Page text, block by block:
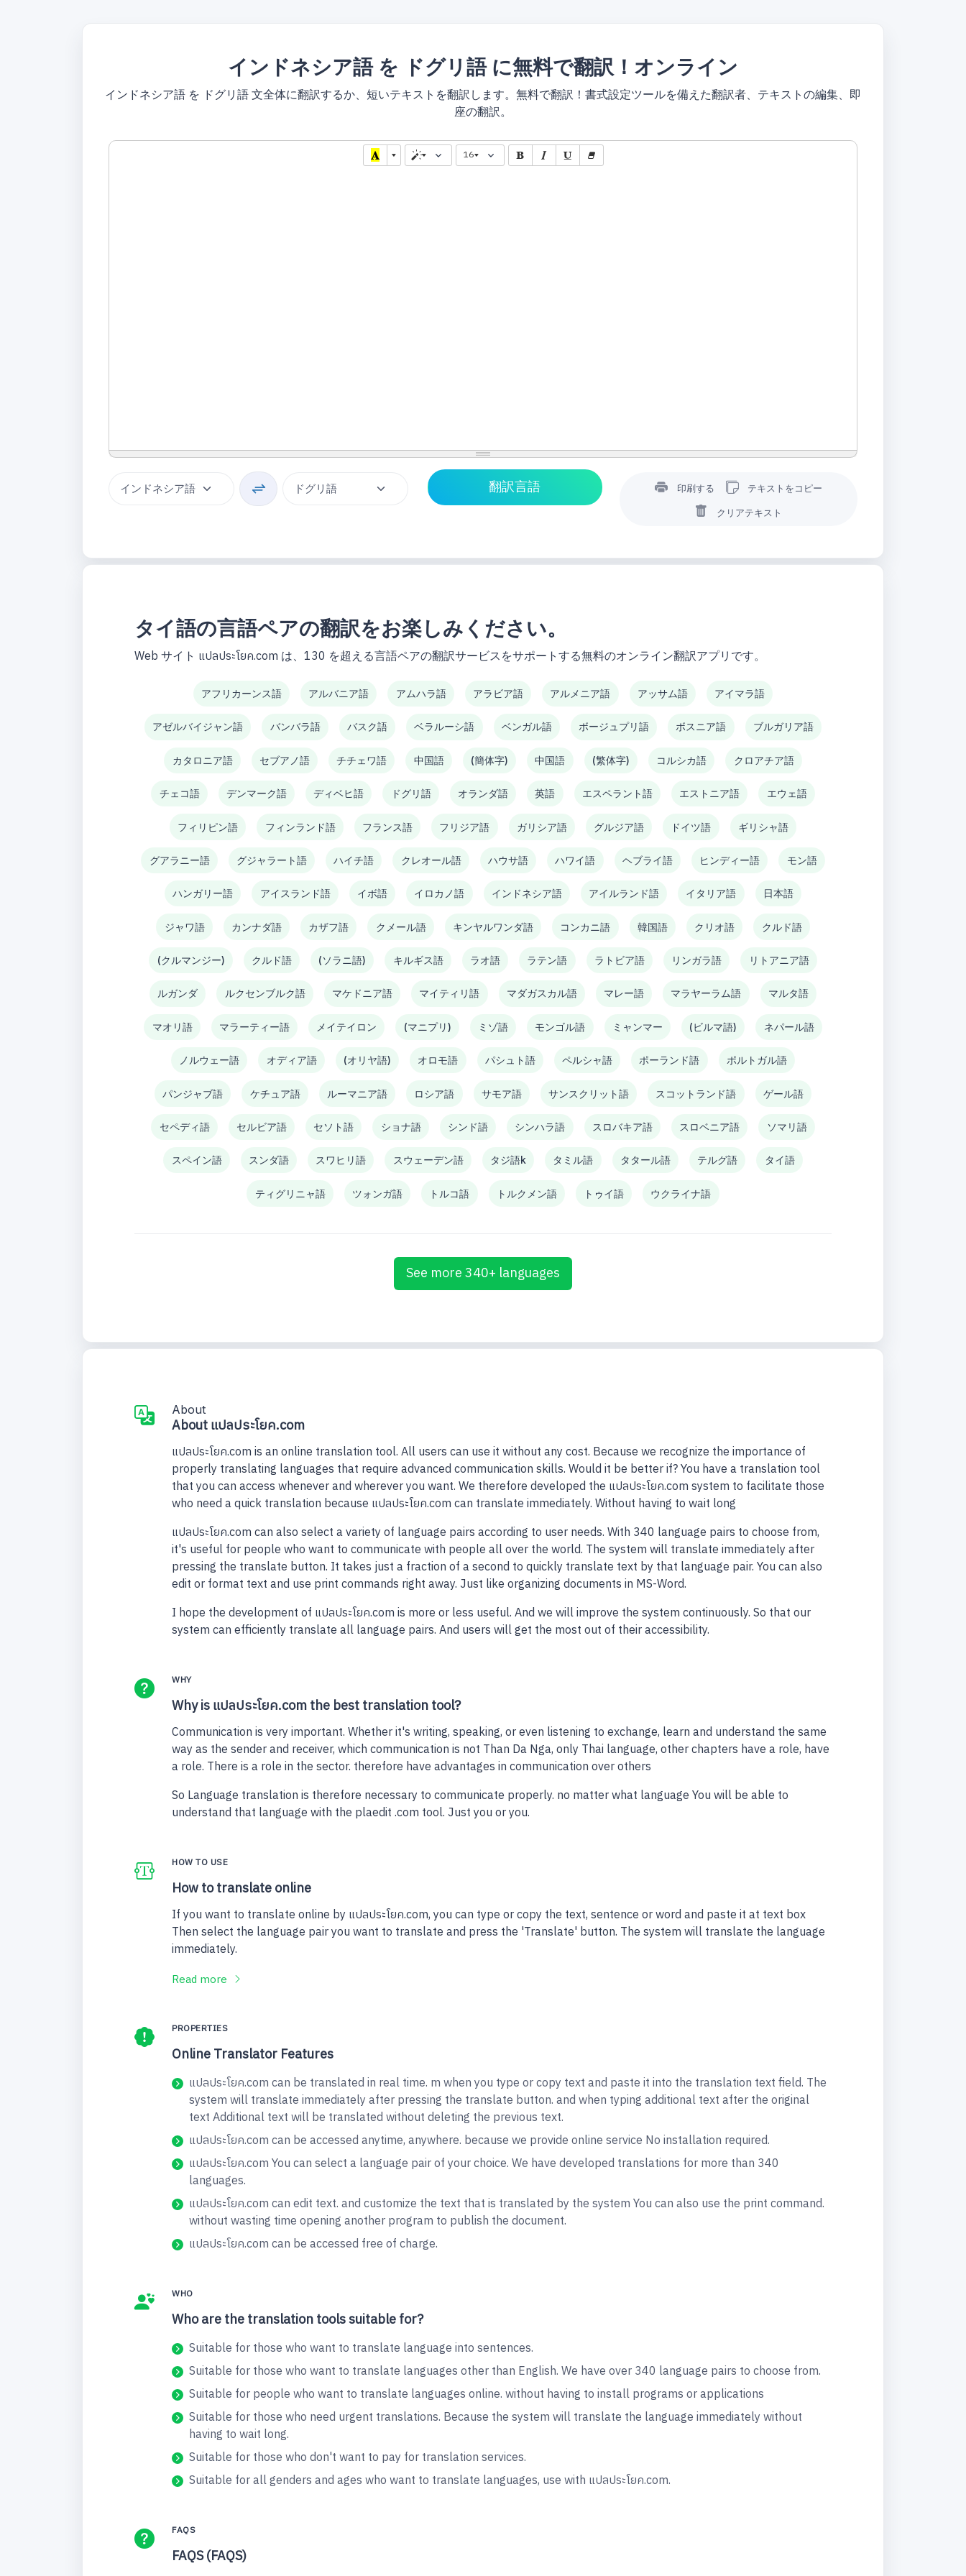
インドネシア語 を ドグリ語 に無料で翻訳！オンライン
インドネシア語 を ドグリ語 文全体に翻訳するか、短いテキストを翻訳します。無料で翻訳！書式設定ツールを備えた翻訳者、テキストの編集、即
座の翻訳。
16
印刷する テキストをコピー
クリアテキスト
タイ語の言語ペアの翻訳をお楽しみください。
Web サイト แปลประโยค.com は、130 を超える言語ペアの翻訳サービスをサポートする無料のオンライン翻訳アプリです。
アフリカーンス語 アルバニア語 アムハラ語 アラビア語 アルメニア語 アッサム語 アイマラ語
アゼルバイジャン語 バンバラ語 バスク語 ベラルーシ語 ベンガル語 ボージュプリ語 ボスニア語 ブルガリア語
カタロニア語 セブアノ語 チチェワ語 中国語 (簡体字) 中国語 (繁体字) コルシカ語 クロアチア語
チェコ語 デンマーク語 ディベヒ語 ドグリ語 オランダ語 英語 エスペラント語 エストニア語 エウェ語
フィリピン語 フィンランド語 フランス語 フリジア語 ガリシア語 グルジア語 ドイツ語 ギリシャ語
グアラニー語 グジャラート語 ハイチ語 クレオール語 ハウサ語 ハワイ語 ヘブライ語 ヒンディー語 モン語
ハンガリー語 アイスランド語 イボ語 イロカノ語 インドネシア語 アイルランド語 イタリア語 日本語
ジャワ語 カンナダ語 カザフ語 クメール語 キンヤルワンダ語 コンカニ語 韓国語 クリオ語 クルド語
(クルマンジー) クルド語 (ソラニ語) キルギス語 ラオ語 ラテン語 ラトビア語 リンガラ語 リトアニア語
ルガンダ ルクセンブルク語 マケドニア語 マイティリ語 マダガスカル語 マレー語 マラヤーラム語 マルタ語
マオリ語 マラーティー語 メイテイロン (マニプリ) ミゾ語 モンゴル語 ミャンマー (ビルマ語) ネパール語
ノルウェー語 オディア語 (オリヤ語) オロモ語 パシュト語 ペルシャ語 ポーランド語 ポルトガル語
パンジャブ語 ケチュア語 ルーマニア語 ロシア語 サモア語 サンスクリット語 スコットランド語 ゲール語
セペディ語 セルビア語 セソト語 ショナ語 シンド語 シンハラ語 スロバキア語 スロベニア語 ソマリ語
スペイン語 スンダ語 スワヒリ語 スウェーデン語 タジ語k タミル語 タタール語 テルグ語 タイ語
ティグリニャ語 ツォンガ語 トルコ語 トルクメン語 トゥイ語 ウクライナ語
See more 340+ languages
About
About แปลประโยค.com
แปลประโยค.com is an online translation tool. All users can use it without any cost. Because we recognize the importance of
properly translating languages that require advanced communication skills. Would it be better if? You have a translation tool
that you can access whenever and wherever you want. We therefore developed the แปลประโยค.com system to facilitate those
who need a quick translation because แปลประโยค.com can translate immediately. Without having to wait long
แปลประโยค.com can also select a variety of language pairs according to user needs. With 340 language pairs to choose from,
it's useful for people who want to communicate with people all over the world. The system will translate immediately after
pressing the translate button. It takes just a fraction of a second to quickly translate text by that language pair. You can also
edit or format text and use print commands right away. Just like organizing documents in MS-Word.
I hope the development of แปลประโยค.com is more or less useful. And we will improve the system continuously. So that our
system can efficiently translate all language pairs. And users will get the most out of their accessibility.
WHY
Why is แปลประโยค.com the best translation tool?
Communication is very important. Whether it's writing, speaking, or even listening to exchange, learn and understand the same
way as the sender and receiver, which communication is not Than Da Nga, only Thai language, other chapters have a role, have
a role. There is a role in the sector. therefore have advantages in communication over others
So Language translation is therefore necessary to communicate properly. no matter what language You will be able to
understand that language with the plaedit .com tool. Just you or you.
HOW TO USE
How to translate online
If you want to translate online by แปลประโยค.com, you can type or copy the text, sentence or word and paste it at text box
Then select the language pair you want to translate and press the 'Translate' button. The system will translate the language
immediately.
Read more
PROPERTIES
Online Translator Features
แปลประโยค.com can be translated in real time. m when you type or copy text and paste it into the translation text field. The
system will translate immediately after pressing the translate button. and when typing additional text after the original
text Additional text will be translated without deleting the previous text.
แปลประโยค.com can be accessed anytime, anywhere. because we provide online service No installation required.
แปลประโยค.com You can select a language pair of your choice. We have developed translations for more than 340
languages.
แปลประโยค.com can edit text. and customize the text that is translated by the system You can also use the print command.
without wasting time opening another program to publish the document.
แปลประโยค.com can be accessed free of charge.
WHO
Who are the translation tools suitable for?
Suitable for those who want to translate language into sentences.
Suitable for those who want to translate languages other than English. We have over 340 language pairs to choose from.
Suitable for people who want to translate languages online. without having to install programs or applications
Suitable for those who need urgent translations. Because the system will translate the language immediately without
having to wait long.
Suitable for those who don't want to pay for translation services.
Suitable for all genders and ages who want to translate languages, use with แปลประโยค.com.
FAQS
FAQS (FAQS)